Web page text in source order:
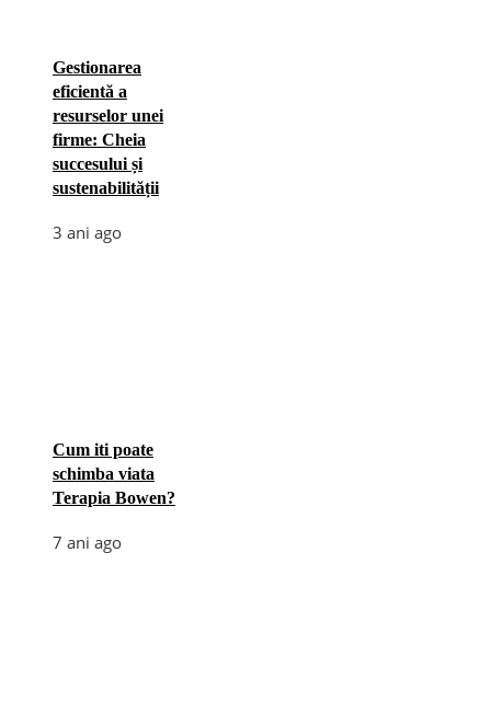
Gestionarea
eficientă a
resurselor unei
firme: Cheia
succesului și
sustenabilității
3 ani ago
Cum iti poate
schimba viata
Terapia Bowen?
7 ani ago